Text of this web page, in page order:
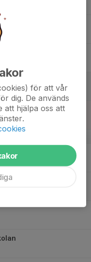
för att vår
dig. De används
att hjälpa oss att